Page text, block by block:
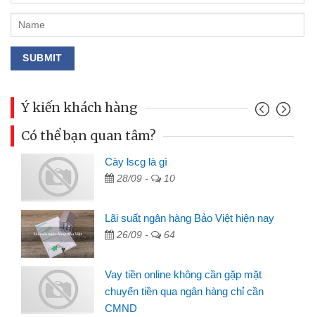
Ý kiến khách hàng
Có thể bạn quan tâm?
Cày lscg là gì
28/09 - 10
Lãi suất ngân hàng Bảo Việt hiện nay
26/09 - 64
Vay tiền online không cần gặp mặt
chuyển tiền qua ngân hàng chỉ cần
CMND